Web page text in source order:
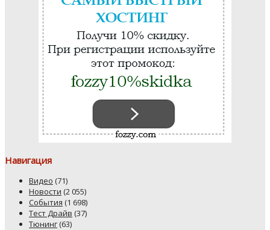
Навигация
Видео (71)
Новости (2 055)
События (1 698)
Тест Драйв (37)
Тюнинг (63)